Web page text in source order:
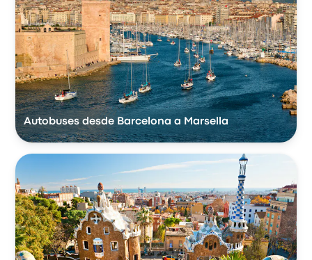
Autobuses desde Barcelona a Marsella